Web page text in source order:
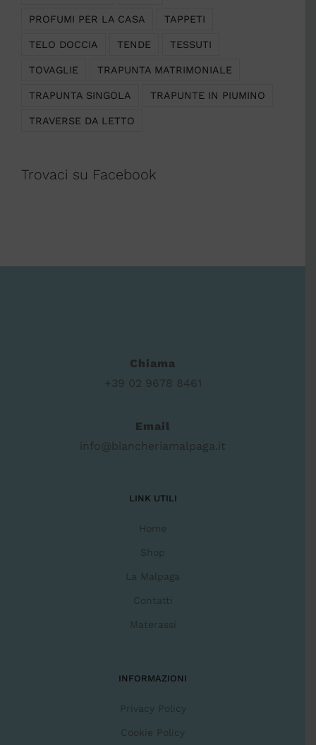
PROFUMI PER LA CASA TAPPETI
TELO DOCCIA TENDE TESSUTI
TOVAGLIE TRAPUNTA MATRIMONIALE
TRAPUNTA SINGOLA TRAPUNTE IN PIUMINO
TRAVERSE DA LETTO
Trovaci su Facebook
Chiama
+39 02 9678 8461
Email
info@biancheriamalpaga.it
LINK UTILI
Home
Shop
La Malpaga
Contatti
Materassi
INFORMAZIONI
Privacy Policy
Cookie Policy